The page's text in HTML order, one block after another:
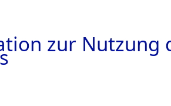
zur Nutzung